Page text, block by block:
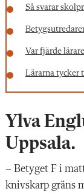
Så svarar
Var fjärde
Lärarna tycker
Ylva
Uppsala.
– Betyget F i
knivskarp gräns